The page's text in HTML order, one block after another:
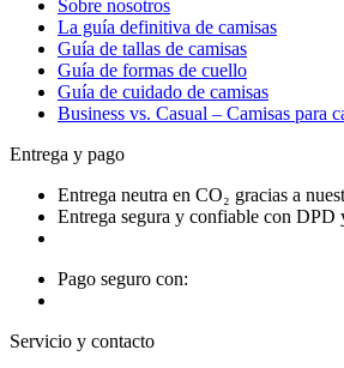
Sobre nosotros
La guía definitiva de camisas
Guía de tallas de camisas
Guía de formas de cuello
Guía de cuidado de camisas
Business vs. Casual – Camisas para
Entrega y pago
Entrega neutra en CO₂ gracias a
Entrega segura y confiable con
Pago seguro con:
Servicio y contacto